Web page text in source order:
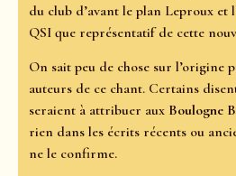
du club d’avant le plan Leproux et
QSI que représentatif de cette
On sait peu de chose sur l’origine
auteurs de ce chant. Certains
seraient à attribuer aux Boulogne
rien dans les écrits récents ou
ne le confirme.